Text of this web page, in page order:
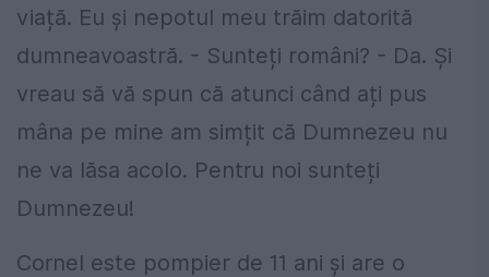
viață. Eu și nepotul meu trăim datorită
dumneavoastră. - Sunteți români? - Da. Și
vreau să vă spun că atunci când ați pus
mâna pe mine am simțit că Dumnezeu nu
ne va lăsa acolo. Pentru noi sunteți
Dumnezeu!
Cornel este pompier de 11 ani și are o